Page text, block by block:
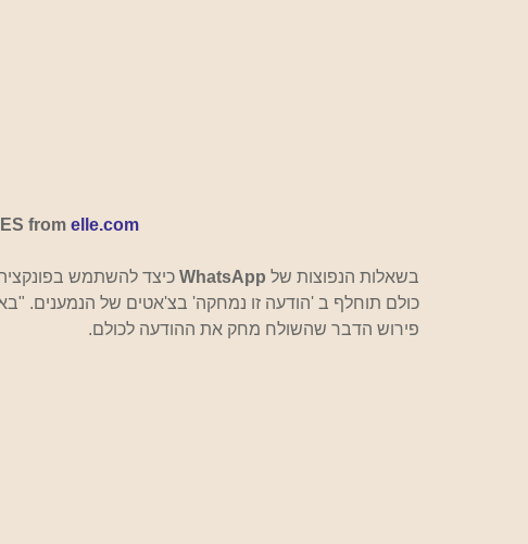
from elle.com
בשאלות הנפוצות של WhatsApp כיצד להשתמש
כולם תוחלף ב 'הודעה זו נמחקה' בצ'אטים של הנמענים.
פירוש הדבר שהשולח מחק את ההודעה לכולם.